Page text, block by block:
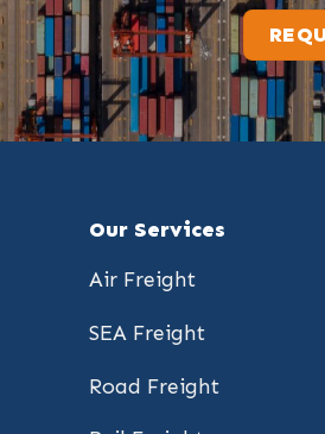
Our Services
Air Freight
SEA Freight
Road Freight